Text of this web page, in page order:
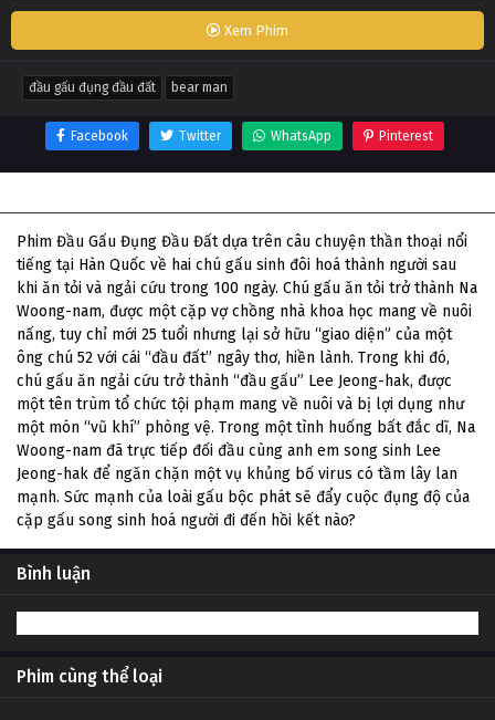
Xem Phim
đầu gấu đụng đầu đất bear man
Facebook Twitter WhatsApp Pinterest
Phim Đầu Gấu Đụng Đầu Đất dựa trên câu chuyện thần thoại nổi
tiếng tại Hàn Quốc về hai chú gấu sinh đôi hoá thành người sau
khi ăn tỏi và ngải cứu trong 100 ngày. Chú gấu ăn tỏi trở thành Na
Woong-nam, được một cặp vợ chồng nhà khoa học mang về nuôi
nấng, tuy chỉ mới 25 tuổi nhưng lại sở hữu “giao diện” của một
ông chú 52 với cái “đầu đất” ngây thơ, hiền lành. Trong khi đó,
chú gấu ăn ngải cứu trở thành “đầu gấu” Lee Jeong-hak, được
một tên trùm tổ chức tội phạm mang về nuôi và bị lợi dụng như
một món “vũ khí” phòng vệ. Trong một tình huống bất đắc dĩ, Na
Woong-nam đã trực tiếp đối đầu cùng anh em song sinh Lee
Jeong-hak để ngăn chặn một vụ khủng bố virus có tầm lây lan
mạnh. Sức mạnh của loài gấu bộc phát sẽ đẩy cuộc đụng độ của
cặp gấu song sinh hoá người đi đến hồi kết nào?
Bình luận
Phim cùng thể loại